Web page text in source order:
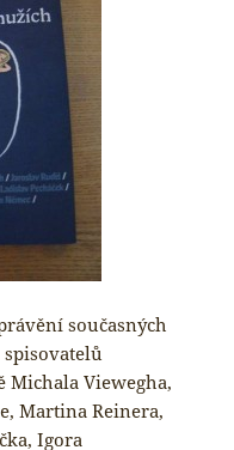
současných
spisovatelů
Viewegha,
Martina Reinera,
Igora